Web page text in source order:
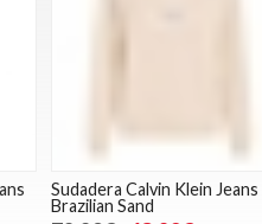
Sudadera Calvin Klein Jeans
Brazilian Sand